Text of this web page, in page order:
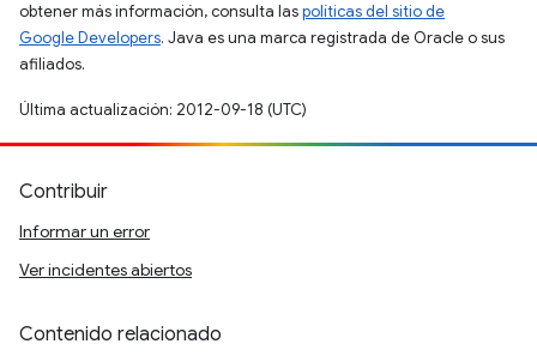
obtener más información, consulta laspolíticas del sitio de
Google Developers. Java es una marca registrada de Oracle o sus
afiliados.
Última actualización: 2012-09-18 (UTC)
Contribuir
Informar un error
Ver incidentes abiertos
Contenido relacionado